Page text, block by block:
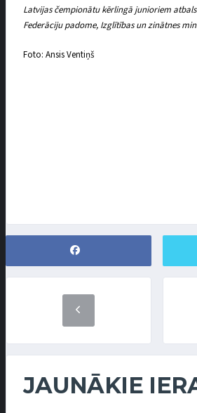
Latvijas čempionātu kērlingā junioriem
Federāciju padome, Izglītības un zinātnes
Foto: Ansis Ventiņš
JAUNĀKIE